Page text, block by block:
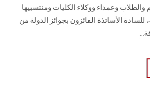
سجل الان
والطلاب وعمداء ووكلاء الكليات ومنتسبيها
للسادة الأساتذة الفائزون بجوائز الدولة من